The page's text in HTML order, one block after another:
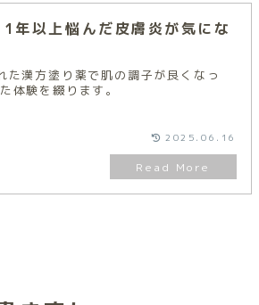
年以上悩んだ皮膚炎が気にな
漢方塗り薬で肌の調子が良くなっ
体験を綴ります。
2025.06.16